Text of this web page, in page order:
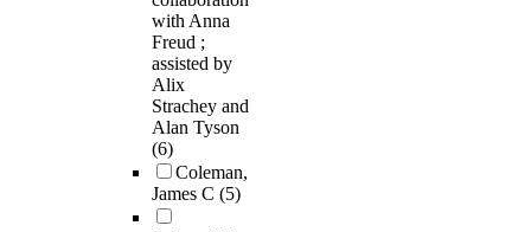
with Anna
Freud ;
assisted by
Alix
Strachey and
Alan Tyson
(6)
Coleman,
James C (5)